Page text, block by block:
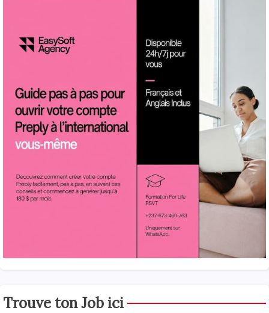
Trouve ton Job ici